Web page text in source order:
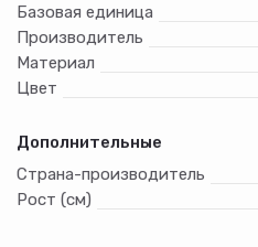
Базовая единица
Производитель
Материал
Цвет
Дополнительные
Страна-производитель
Рост (см)